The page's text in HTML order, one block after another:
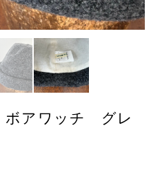
アワッチ グレ